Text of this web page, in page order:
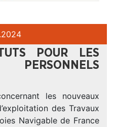
2024
POUR LES
les nouveaux
des Travaux
Navigable de France